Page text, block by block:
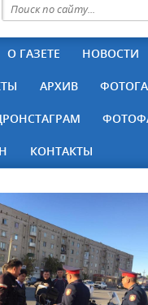
О ГАЗЕТЕ НОВОСТИ
АРХИВ
КОНТАКТЫ